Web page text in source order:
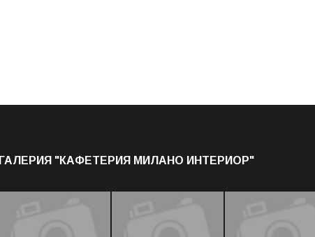
ГАЛЕРИЯ "КАФЕТЕРИЯ МИЛАНО ИНТЕРИОР"